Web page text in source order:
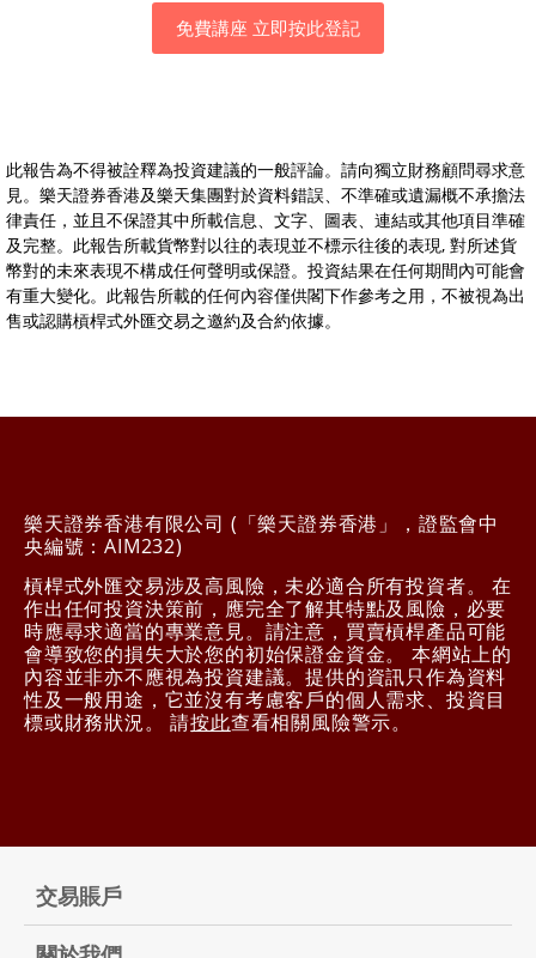
免費講座 立即按此登記
此報告為不得被詮釋為投資建議的一般評論。請向獨立財務顧問尋求意
見。樂天證券香港及樂天集團對於資料錯誤、不準確或遺漏概不承擔法
律責任，並且不保證其中所載信息、文字、圖表、連結或其他項目準確
及完整。此報告所載貨幣對以往的表現並不標示往後的表現, 對所述貨
幣對的未來表現不構成任何聲明或保證。投資結果在任何期間內可能會
有重大變化。此報告所載的任何內容僅供閣下作參考之用，不被視為出
售或認購槓桿式外匯交易之邀約及合約依據。
樂天證券香港有限公司 (「樂天證券香港」，證監會中
央編號：AIM232)
槓桿式外匯交易涉及高風險，未必適合所有投資者。 在
作出任何投資決策前，應完全了解其特點及風險，必要
時應尋求適當的專業意見。請注意，買賣槓桿產品可能
會導致您的損失大於您的初始保證金資金。 本網站上的
內容並非亦不應視為投資建議。提供的資訊只作為資料
性及一般用途，它並沒有考慮客戶的個人需求、投資目
標或財務狀況。 請按此查看相關風險警示。
交易賬戶